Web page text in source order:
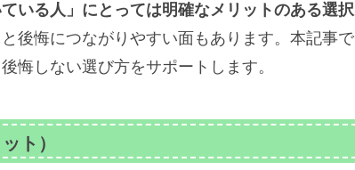
ている人」にとっては明確なメリットのある選択
後悔につながりやすい面もあります。本記事で
悔しない選び方をサポートします。
ト）